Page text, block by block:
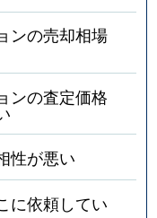
ンの売却相場
ンの査定価格
性が悪い
に依頼してい